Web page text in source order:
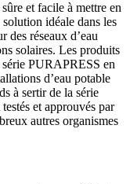
et facile à mettre en
idéale dans les
des réseaux d’eau
solaires. Les produits
PURAPRESS en
d’eau potable
à sertir de la série
et approuvés par
autres organismes